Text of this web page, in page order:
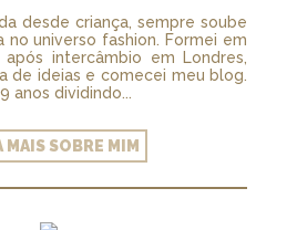
desde criança, sempre soube
no universo fashion. Formei em
intercâmbio em Londres,
de ideias e comecei meu blog.
anos dividindo...
MAIS SOBRE MIM